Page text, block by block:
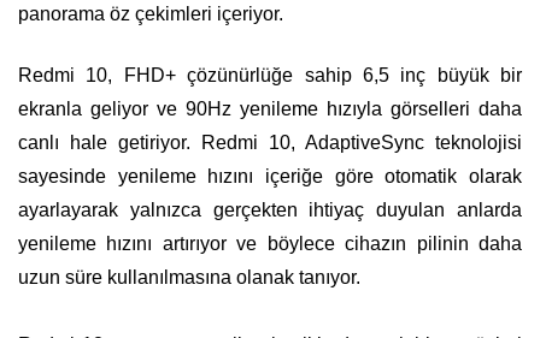
panorama öz çekimleri içeriyor.
Redmi 10, FHD+ çözünürlüğe sahip 6,5 inç büyük bir
ekranla geliyor ve 90Hz yenileme hızıyla görselleri daha
canlı hale getiriyor. Redmi 10, AdaptiveSync teknolojisi
sayesinde yenileme hızını içeriğe göre otomatik olarak
ayarlayarak yalnızca gerçekten ihtiyaç duyulan anlarda
yenileme hızını artırıyor ve böylece cihazın pilinin daha
uzun süre kullanılmasına olanak tanıyor.